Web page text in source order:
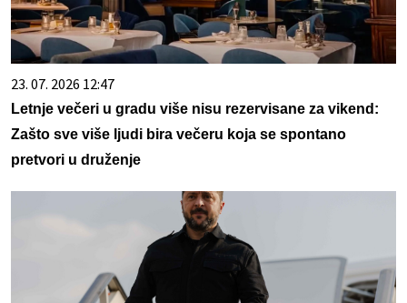
23. 07. 2026 12:47
Letnje večeri u gradu više nisu rezervisane za vikend:
Zašto sve više ljudi bira večeru koja se spontano
pretvori u druženje